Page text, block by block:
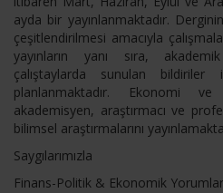
ayda bir yayınlanmaktadır.
çeşitlendirilmesi amacıyla
yayınların yanı sıra,
çalıştaylarda sunulan bildiriler
planlanmaktadır. Ekonomi
akademisyen, araştırmacı ve
bilimsel araştırmalarını
Saygılarımızla
Finans-Politik & Ekonomik